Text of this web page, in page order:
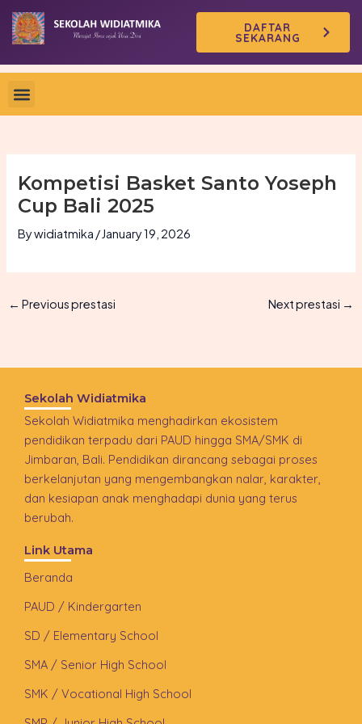
Skip
content
DAFTAR
SEKARANG
Kompetisi Basket Santo Yoseph
Cup Bali 2025
Bywidiatmika /January 19, 2026
← Previous prestasi Next prestasi →
Sekolah Widiatmika
Sekolah Widiatmika menghadirkan ekosistem
pendidikan terpadu dari PAUD hingga SMA/SMK di
Jimbaran, Bali. Pendidikan dirancang sebagai proses
berkelanjutan yang mengembangkan nalar, karakter,
dan kesiapan anak menghadapi dunia yang terus
berubah.
Link Utama
Beranda
PAUD / Kindergarten
SD / Elementary School
SMA / Senior High School
SMK / Vocational High School